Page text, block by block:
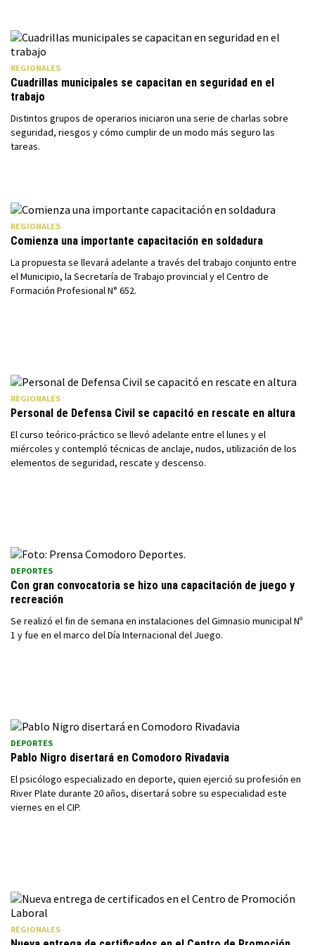
REGIONALES
Cuadrillas municipales se capacitan en seguridad en el
trabajo
Distintos grupos de operarios iniciaron una serie de charlas sobre
seguridad, riesgos y cómo cumplir de un modo más seguro las
tareas.
REGIONALES
Comienza una importante capacitación en soldadura
La propuesta se llevará adelante a través del trabajo conjunto entre
el Municipio, la Secretaría de Trabajo provincial y el Centro de
Formación Profesional N° 652.
REGIONALES
Personal de Defensa Civil se capacitó en rescate en altura
El curso teórico-práctico se llevó adelante entre el lunes y el
miércoles y contempló técnicas de anclaje, nudos, utilización de los
elementos de seguridad, rescate y descenso.
DEPORTES
Con gran convocatoria se hizo una capacitación de juego y
recreación
Se realizó el fin de semana en instalaciones del Gimnasio municipal Nº
1 y fue en el marco del Día Internacional del Juego.
DEPORTES
Pablo Nigro disertará en Comodoro Rivadavia
El psicólogo especializado en deporte, quien ejerció su profesión en
River Plate durante 20 años, disertará sobre su especialidad este
viernes en el CIP.
REGIONALES